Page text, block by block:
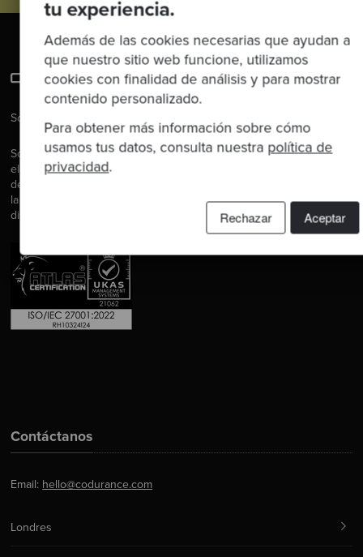
tu experiencia.
Además de las cookies necesarias que ayudan a
que nuestro sitio web funcione, utilizamos
cookies con finalidad de análisis y para mostrar
contenido personalizado.
Para obtener más información sobre cómo
usamos tus datos, consulta nuestra política de
privacidad.
Aceptar
Rechazar
Software es nuestra pasión.
Somos Software Craftspeople. Construimos software bien
elaborado para nuestros clientes, ayudamos a los/as
desarrolladores/as a mejorar en su oficio a través de la formación,
la orientación y la tutoría. Ayudamos a las empresas a mejorar en la
distribución de software.
Contáctanos
Email: hello@codurance.com
Londres